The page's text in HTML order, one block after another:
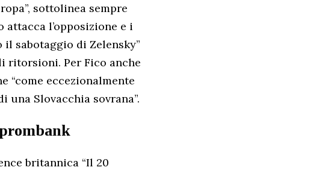
sottolinea sempre
l’opposizione e i
il sabotaggio di Zelensky”
ritorsioni. Per Fico anche
eccezionalmente
una Slovacchia sovrana”.
britannica “Il 20